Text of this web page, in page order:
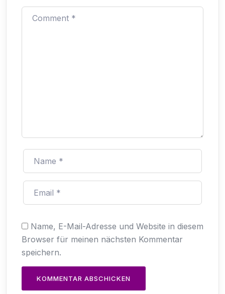
Name, E-Mail-Adresse und Website in diesem
Browser für meinen nächsten Kommentar
speichern.